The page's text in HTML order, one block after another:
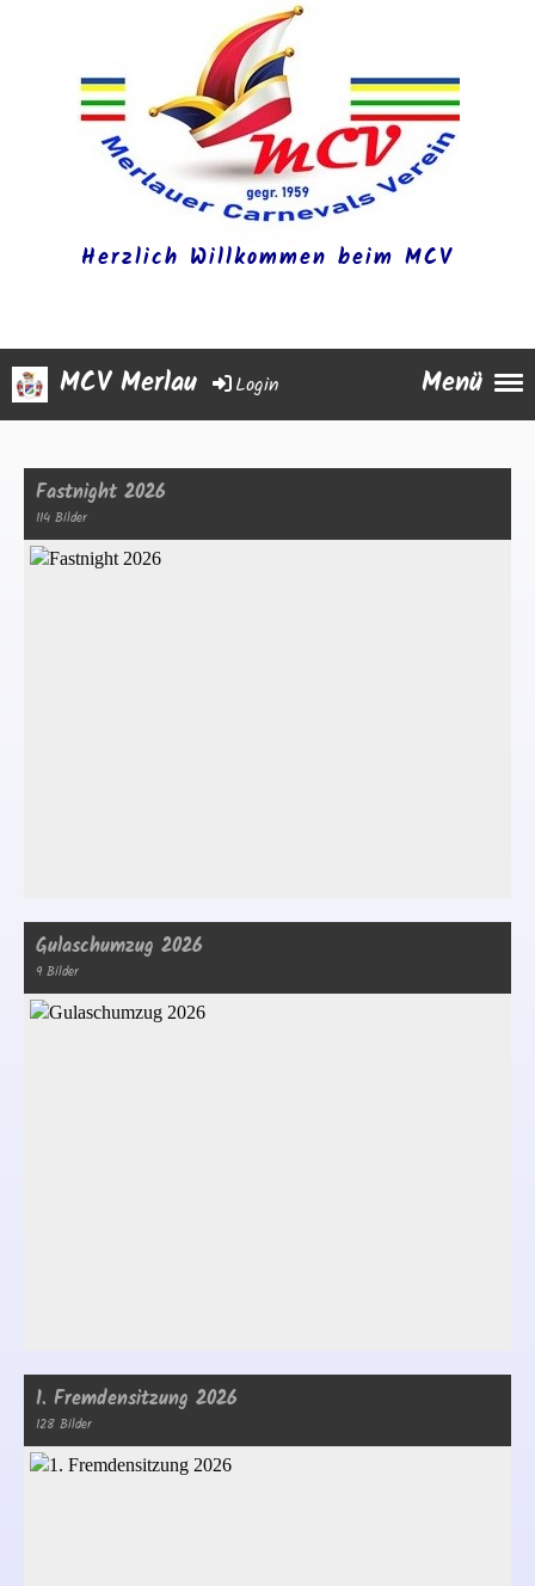
Herzlich Willkommen beim MCV
Menü
Login
MCV Merlau
Fastnight 2026
114 Bilder
Gulaschumzug 2026
9 Bilder
1. Fremdensitzung 2026
128 Bilder